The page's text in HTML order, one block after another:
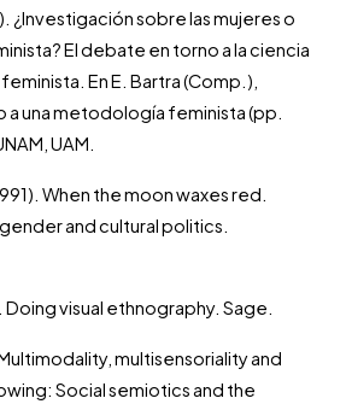
¿Investigación sobre las mujeres o
El debate en torno a la ciencia
En E. Bartra (Comp.),
a una metodología feminista (pp.
UAM.
When the moon waxes red.
and cultural politics.
Doing visual ethnography. Sage.
Multimodality, multisensoriality and
Social semiotics and the